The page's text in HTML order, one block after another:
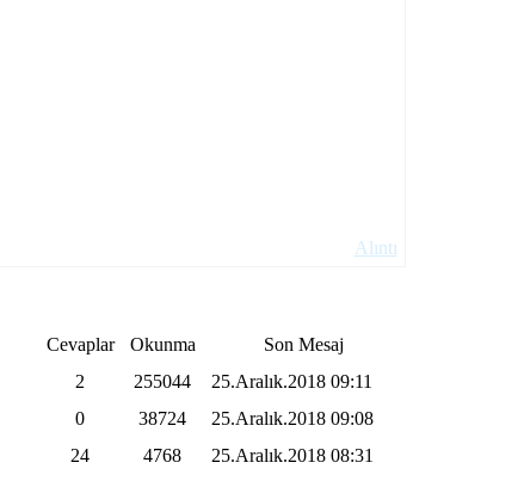
Alıntı
Cevaplar Okunma
Son Mesaj
2 255044 25.Aralık.2018 09:11
0 38724 25.Aralık.2018 09:08
24 4768 25.Aralık.2018 08:31